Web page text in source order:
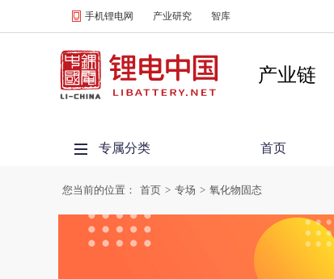
手机锂电网 产业研究 智库
产业链
专属分类 首页
您当前的位置： 首页 > 专场 > 氧化物固态